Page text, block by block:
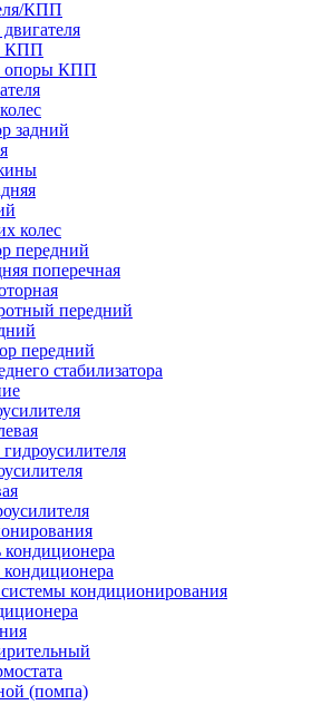
КПП
КПП
опоры КПП
задний
колес
передний
поперечная
передний
передний
стабилизатора
кондиционера
кондиционирования
(помпа)